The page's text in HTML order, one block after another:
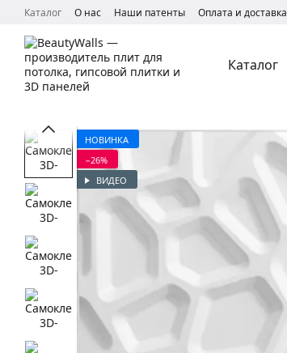
Перейти к основному контенту
Каталог О нас Наши патенты Оплата и доставка
Каталог
НОВИНКА
−26%
ВИДЕО